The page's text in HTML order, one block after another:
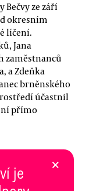
ze září
okresním
líčení.
Jana
zaměstnanců
a Zdeňka
brněnského
účastnil
přímo
je
×